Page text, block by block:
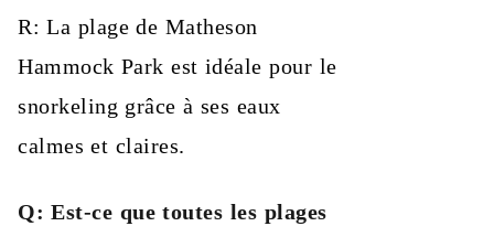
R: La plage de Matheson
Hammock Park est idéale pour le
snorkeling grâce à ses eaux
calmes et claires.
Q: Est-ce que toutes les plages